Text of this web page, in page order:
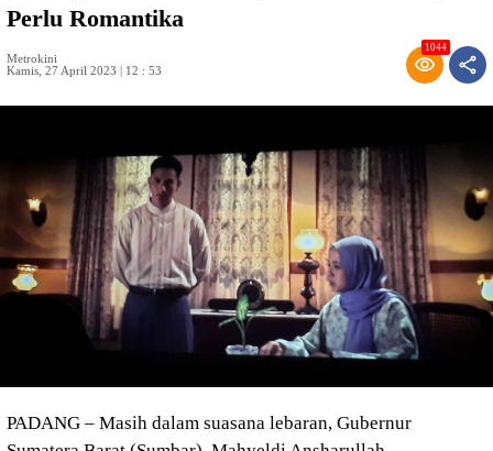
Perlu Romantika
Metrokini
Kamis, 27 April 2023 | 12 : 53
1044
PADANG – Masih dalam suasana lebaran, Gubernur